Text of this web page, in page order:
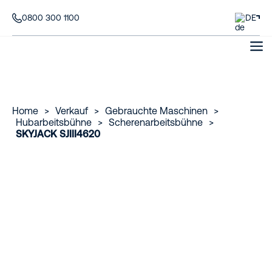
0800 300 1100 DE
Home > Verkauf > Gebrauchte Maschinen
>
Hubarbeitsbühne
> Scherenarbeitsbühne
>
SKYJACK SJIII4620